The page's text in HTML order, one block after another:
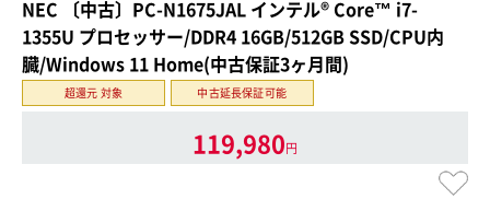
NEC 〔中古〕PC-N1675JAL インテル® Core™ i7-
1355U プロセッサー/DDR4 16GB/512GB SSD/CPU内
臓/Windows 11 Home(中古保証3ヶ月間)
超還元 対象 中古延長保証可能
119,980円